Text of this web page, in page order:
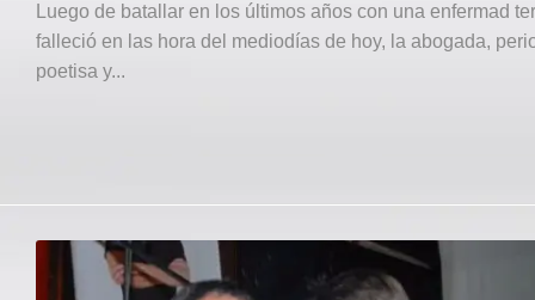
Luego de batallar en los últimos años con una enfermad
falleció en las hora del mediodías de hoy, la abogada,
poetisa y...